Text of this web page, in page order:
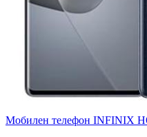
Мобилен телефон INFINIX